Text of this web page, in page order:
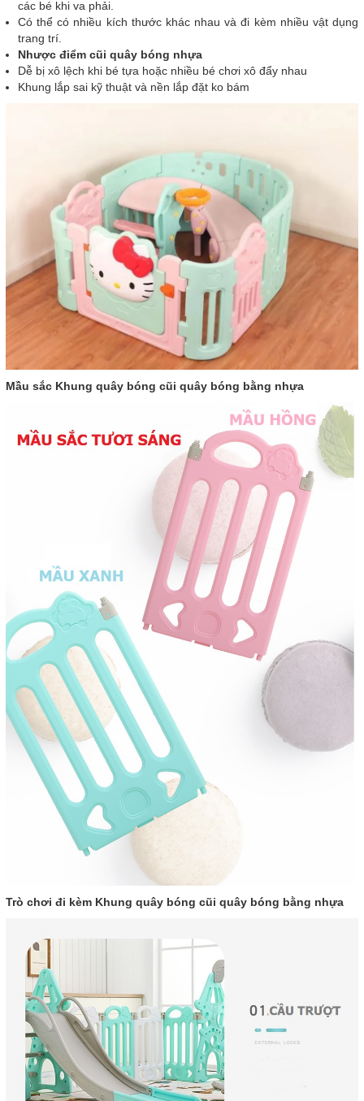
các bé khi va phải.
Có thể có nhiều kích thước khác nhau và đi kèm nhiều vật dụng
trang trí.
Nhược điểm cũi quây bóng nhựa
Dễ bị xô lệch khi bé tựa hoặc nhiều bé chơi xô đẩy nhau
Khung lắp sai kỹ thuật và nền lắp đặt ko bám
Mầu sắc Khung quây bóng cũi quây bóng bằng nhựa
Trò chơi đi kèm Khung quây bóng cũi quây bóng bằng nhựa